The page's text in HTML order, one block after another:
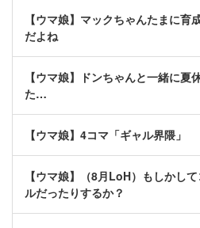
【ウマ娘】マックちゃんたまに育
だよね
【ウマ娘】ドンちゃんと一緒に夏
た…
【ウマ娘】4コマ「ギャル界隈」
【ウマ娘】（8月LoH）もしかし
ルだったりするか？